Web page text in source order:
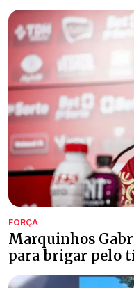
FORÇA
Marquinhos
para brigar pelo